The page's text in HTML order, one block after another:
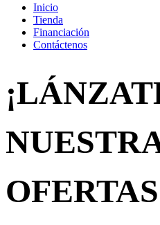
Inicio
Tienda
Financiación
Contáctenos